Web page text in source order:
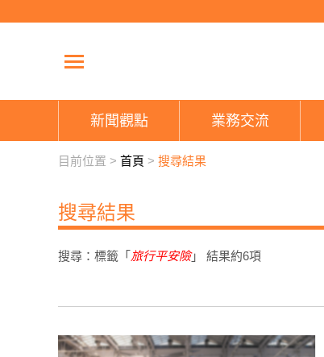
新聞觀點 業務交流
目前位置 > 首頁 > 搜尋結果
搜尋結果
搜尋：標籤「 旅行平安險」 結果約6項